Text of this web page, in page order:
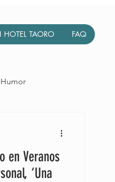
HOTEL TAORO FAQ
Humor
en Veranos
‘Una